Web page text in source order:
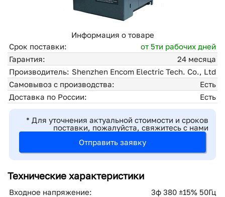
Информация о товаре
Срок поставки:
от 5ти рабочих дней
Гарантия:
24 месяца
Производитель: Shenzhen Encom Electric Tech. Co., Ltd
Самовывоз с производства:
Есть
Доставка по России:
Есть
* Для уточнения актуальной стоимости и сроков
поставки, пожалуйста, свяжитесь с нами
Отправить заявку
Технические характеристики
Входное напряжение:
3ф 380 ±15% 50Гц